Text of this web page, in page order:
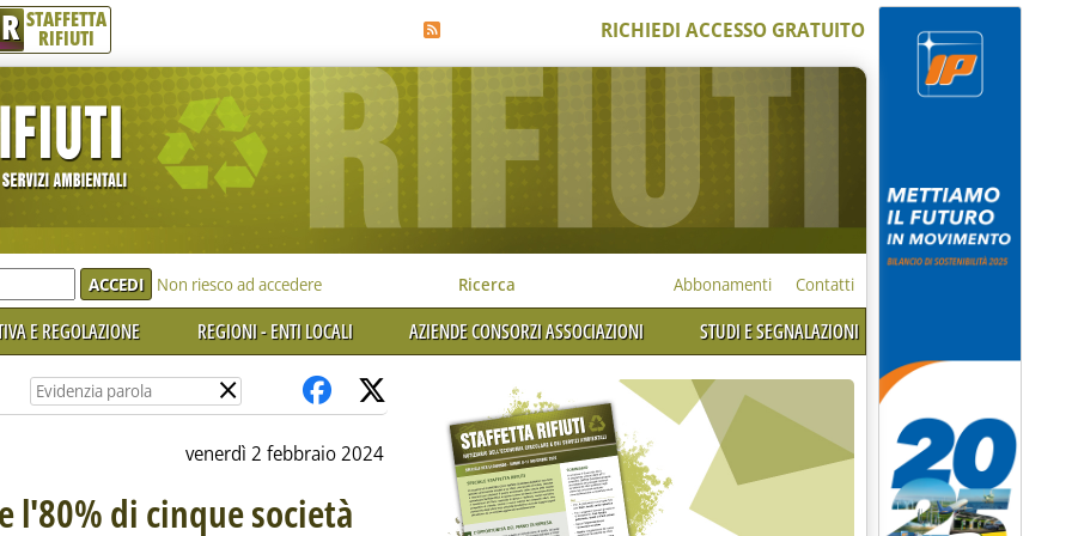
R STAFFETTA
RIFIUTI RICHIEDI ACCESSO GRATUITO
Non riesco ad accedere Ricerca Abbonamenti Contatti
E REGOLAZIONE REGIONI - ENTI LOCALI AZIENDE CONSORZI ASSOCIAZIONI STUDI E SEGNALAZIONI
×
venerdì 2 febbraio 2024
l'80% di cinque società